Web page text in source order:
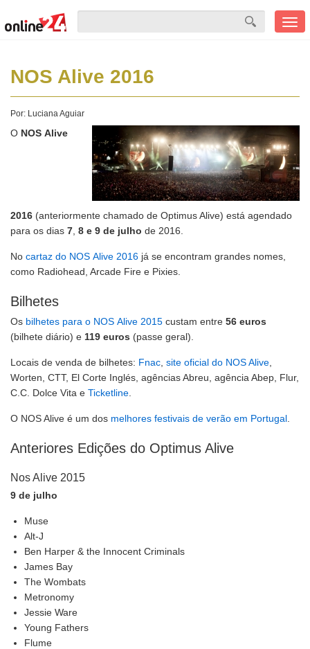
NOS Alive 2016
Por: Luciana Aguiar
O NOS Alive
2016 (anteriormente chamado de Optimus Alive) está agendado
para os dias 7 8 e 9 de julho de 2016.
No cartaz do NOS Alive 2016 já se encontram grandes nomes,
como Radiohead, Arcade Fire e Pixies.
Bilhetes
Os bilhetes para o NOS Alive 2015 custam entre 56 euros
(bilhete diário) e 119 euros (passe geral).
Locais de venda de bilhetes: Fnac site oficial do NOS Alive
Worten, CTT, El Corte Inglés, agências Abreu, agência Abep, Flur,
C.C. Dolce Vita e Ticketline
O NOS Alive é um dos melhores festivais de verão em Portugal
Anteriores Edições do Optimus Alive
Nos Alive 2015
9 de julho
Muse
Alt-J
Ben Harper & the Innocent Criminals
James Bay
The Wombats
Metronomy
Jessie Ware
Young Fathers
Flume